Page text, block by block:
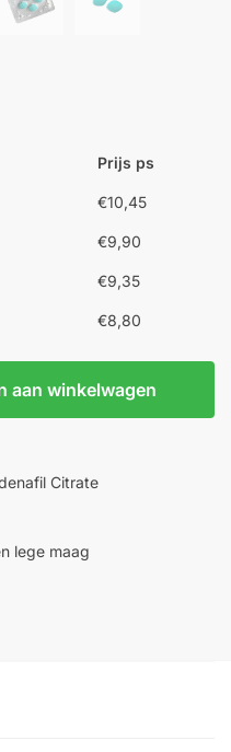
Prijs ps
€10,45
€9,90
€9,35
€8,80
aan winkelwagen
Citrate
lege maag